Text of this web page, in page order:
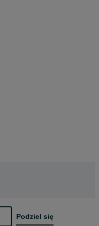
Podziel się